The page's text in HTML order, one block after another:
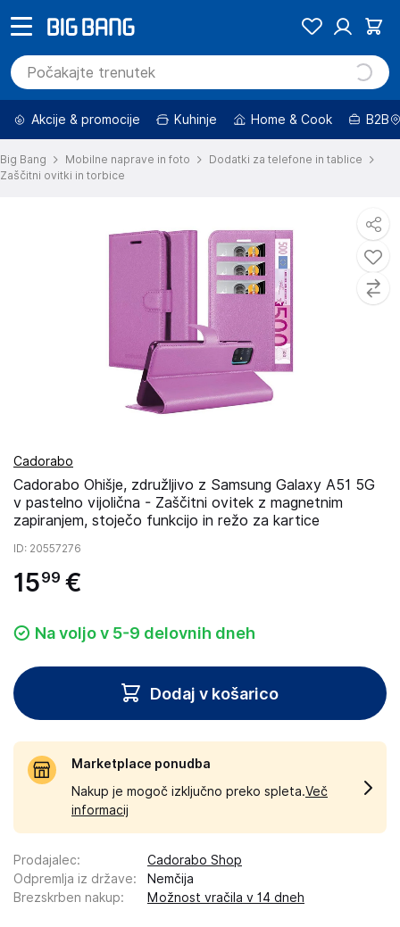
Akcije & promocije Kuhinje Home & Cook B2B
Big Bang Mobilne naprave in foto
Dodatki za telefone in tablice
Zaščitni ovitki in torbice
Cadorabo
Cadorabo Ohišje, združljivo z Samsung Galaxy A51 5G
v pastelno vijolična - Zaščitni ovitek z magnetnim
zapiranjem, stoječo funkcijo in režo za kartice
ID: 20557276
1599 €
Na voljo v 5-9 delovnih dneh
Dodaj v košarico
Marketplace ponudba
Nakup je mogoč izključno preko spleta.Več
informacij
Prodajalec:
Cadorabo Shop
Odpremlja iz države:
Nemčija
Brezskrben nakup: Možnost vračila v 14 dneh